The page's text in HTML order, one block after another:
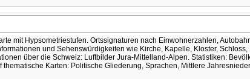
mit Hypsometriestufen. Ortssignaturen nach Einwohnerzahlen,
und Sehenswürdigkeiten wie Kirche, Kapelle, Kloster,
über die Schweiz: Luftbilder Jura-Mittelland-Alpen. Statistiken:
Karten: Politische Gliederung, Sprachen, Mittlere